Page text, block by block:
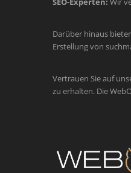
Darüber hinaus
Erstellung von
Vertrauen Sie auf
zu erhalten. Die